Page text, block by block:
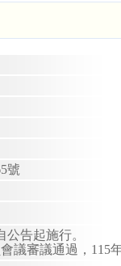
號
告起施行。
議審議通過，115